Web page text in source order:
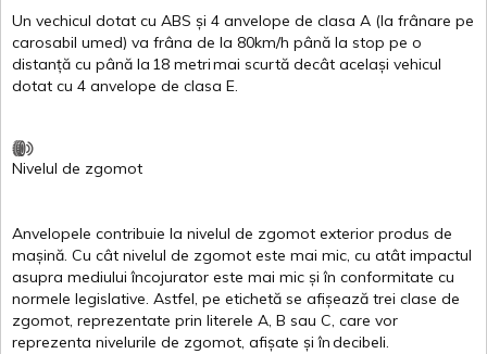
Un vechicul dotat cu ABS și 4 anvelope de clasa A (la frânare pe
carosabil umed) va frâna de la 80km/h până la stop pe o
distanță cu până la 18 metrimai scurtă decât același vehicul
dotat cu 4 anvelope de clasa E.
Nivelul de zgomot
Anvelopele contribuie la nivelul de zgomot exterior produs de
mașină. Cu cât nivelul de zgomot este mai mic, cu atât impactul
asupra mediului încojurator este mai mic și în conformitate cu
normele legislative. Astfel, pe etichetă se afișează trei clase de
zgomot, reprezentate prin literele A, B sau C, care vor
reprezenta nivelurile de zgomot, afișate și îndecibeli.